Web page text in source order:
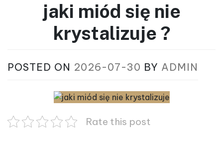
jaki miód się nie
krystalizuje ?
POSTED ON 2026-07-30 BY ADMIN
Rate this post